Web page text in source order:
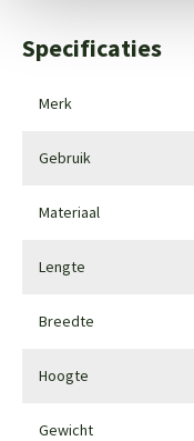
Specificaties
Merk
Gebruik
Materiaal
Lengte
Breedte
Hoogte
Gewicht